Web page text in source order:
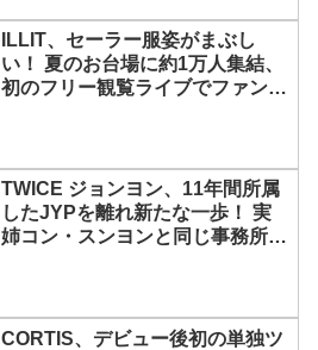
ILLIT、セーラー服姿がまぶし
い！ 夏のお台場に約1万人集結、
初のフリー観覧ライブでファンを
TWICE ジョンヨン、11年間所属
したJYPを離れ新たな一歩！ 実
姉コン・スンヨンと同じ事務所へ
CORTIS、デビュー後初の単独ツ